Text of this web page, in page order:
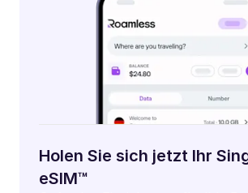
Holen Sie sich jetzt Ihr
eSIM™